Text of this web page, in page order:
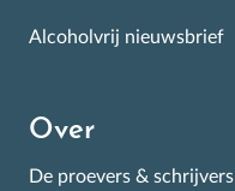
Alcoholvrij nieuwsbrief
Over
De proevers & schrijvers